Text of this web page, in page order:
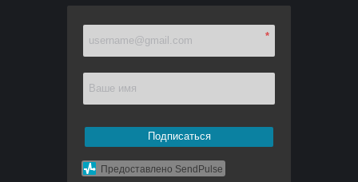
*
Подписаться
Предоставлено SendPulse